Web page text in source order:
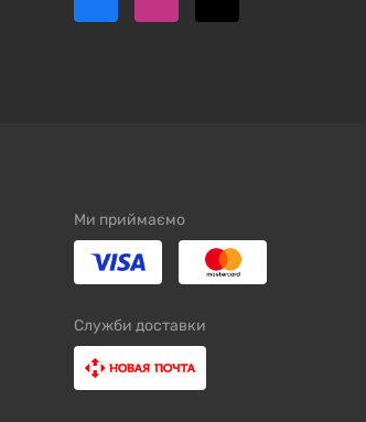
Ми приймаємо
Служби доставки